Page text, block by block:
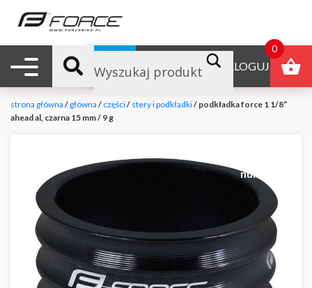
Nawigacja mobilna ZALOGUJ
B2B
strona główna / główna / części/ stery i podkładki/ podkładka force 1 1/8“
ahead al, czarna 15 mm / 9 g
null
0